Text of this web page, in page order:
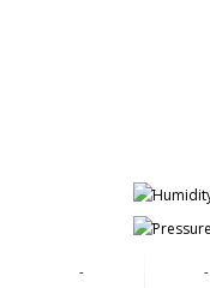
-
-
-
-